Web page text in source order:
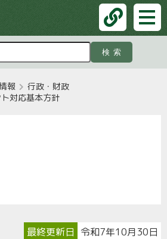
検索
報
行政・財政
対応基本方針
最終更新日 令和7年10月30日